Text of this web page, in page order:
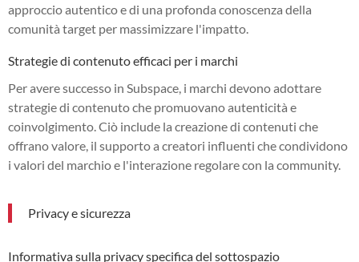
approccio autentico e di una profonda conoscenza della
comunità target per massimizzare l'impatto.
Strategie di contenuto efficaci per i marchi
Per avere successo in Subspace, i marchi devono adottare
strategie di contenuto che promuovano autenticità e
coinvolgimento. Ciò include la creazione di contenuti che
offrano valore, il supporto a creatori influenti che condividono
i valori del marchio e l'interazione regolare con la community.
Privacy e sicurezza
Informativa sulla privacy specifica del sottospazio